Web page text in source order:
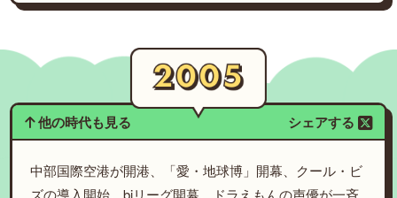
他の時代も見る シェアする
中部国際空港が開港、「愛・地球博」開幕、クール・ビ